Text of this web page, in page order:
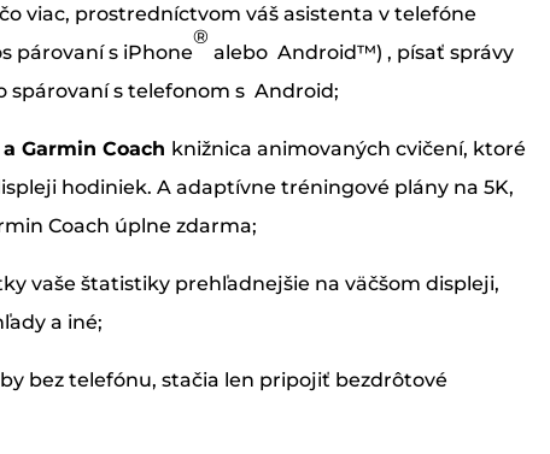
viac, prostredníctvom váš asistenta v telefóne
párovaní s iPhone
®
alebo Android™) , písať správy
spárovaní s telefonom s Android;
Garmin Coach knižnica animovaných cvičení, ktoré
hodiniek. A adaptívne tréningové plány na 5K,
Coach úplne zdarma;
vaše štatistiky prehľadnejšie na väčšom displeji,
a iné;
bez telefónu, stačia len pripojiť bezdrôtové